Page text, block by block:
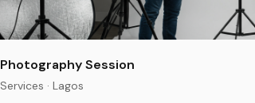
Photography Session
Services · Lagos